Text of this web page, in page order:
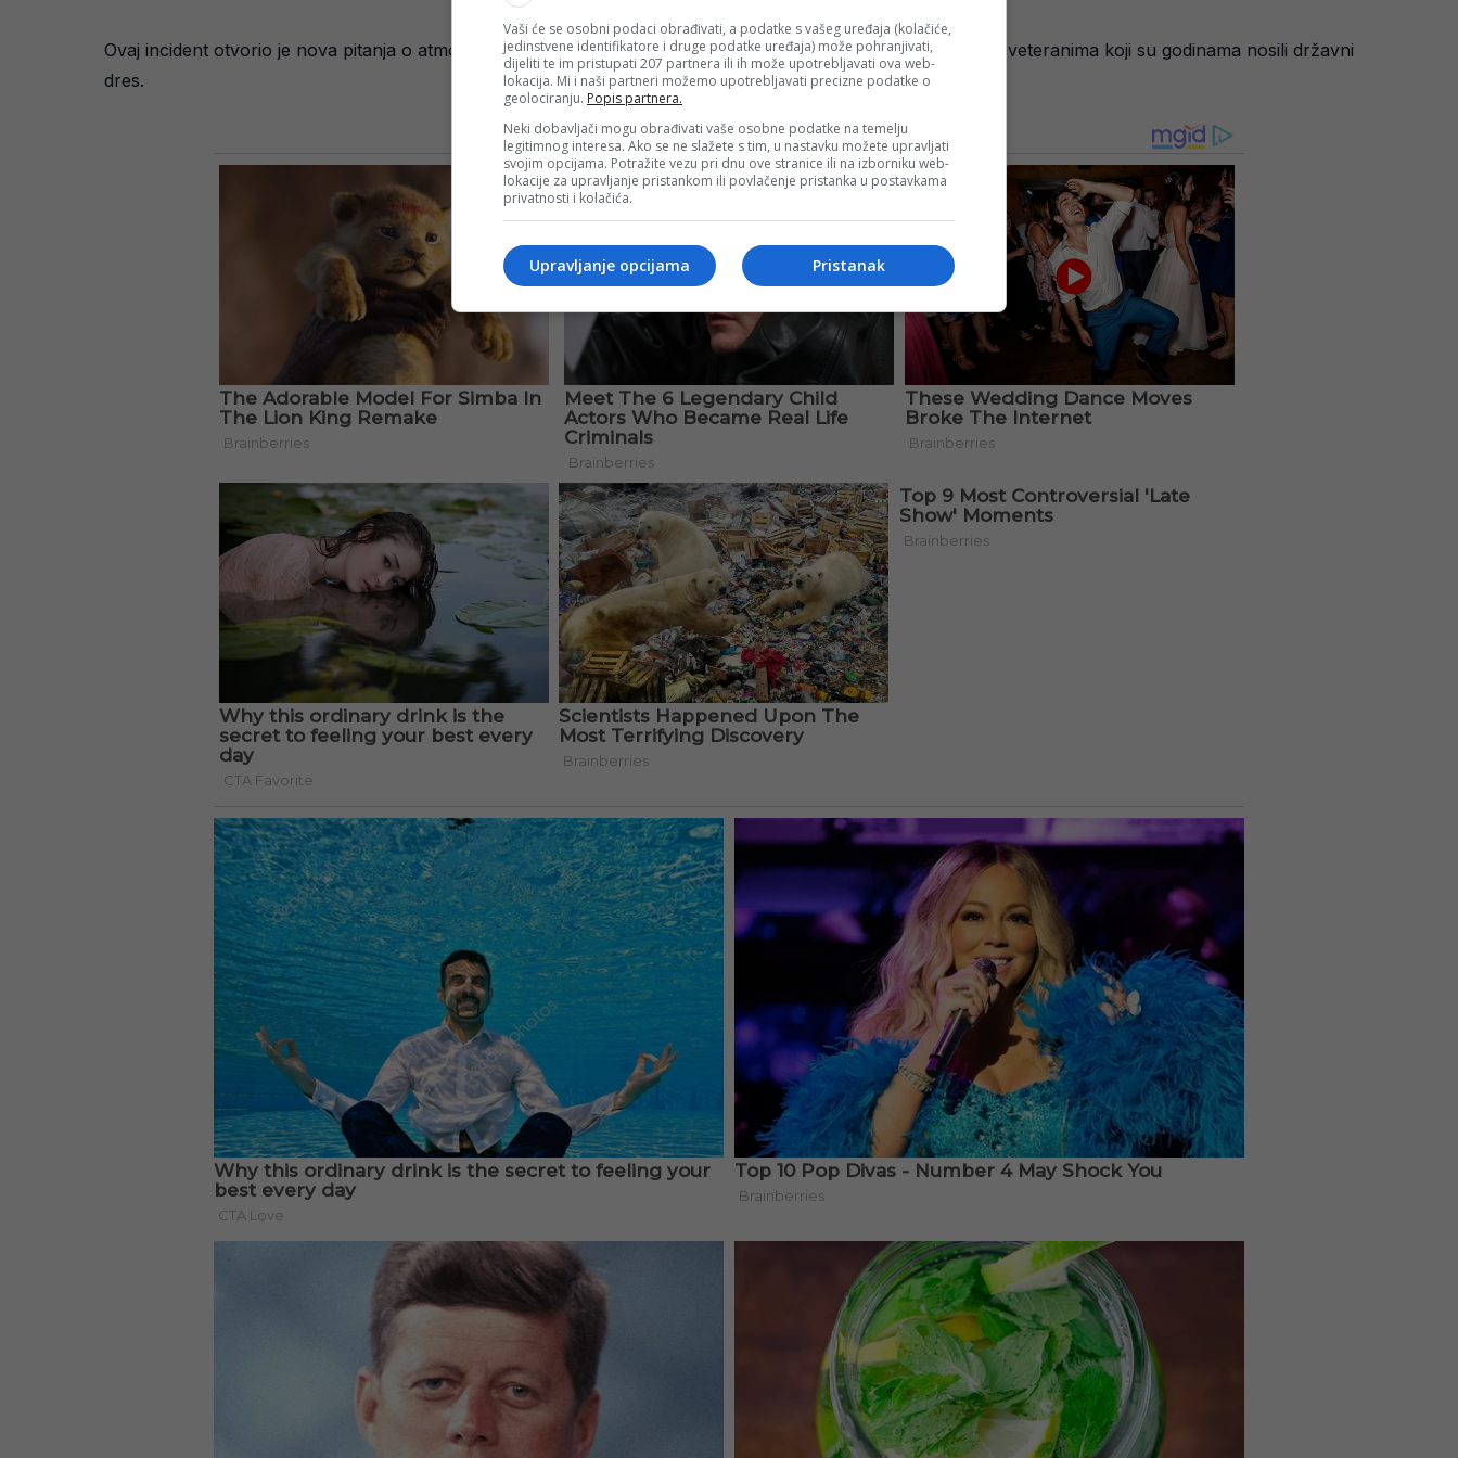
Ovaj incident otvorio je nova pitanja o atmosferi u slovenskoj reprezentaciji, ali i o načinu na koji se postupa s veteranima koji su godinama nosili državni
dres.
Vaši će se osobni podaci obrađivati, a podatke s vašeg uređaja (kolačiće,
jedinstvene identifikatore i druge podatke uređaja) može pohranjivati,
dijeliti te im pristupati 207 partnera ili ih može upotrebljavati ova web-
lokacija. Mi i naši partneri možemo upotrebljavati precizne podatke o
geolociranju. Popis partnera.
Neki dobavljači mogu obrađivati vaše osobne podatke na temelju
legitimnog interesa. Ako se ne slažete s tim, u nastavku možete upravljati
svojim opcijama. Potražite vezu pri dnu ove stranice ili na izborniku web-
lokacije za upravljanje pristankom ili povlačenje pristanka u postavkama
privatnosti i kolačića.
Pristanak
Upravljanje opcijama